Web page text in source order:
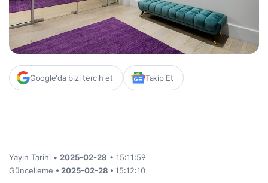
Google'da bizi tercih et Takip Et
Yayın Tarihi • 2025-02-28 • 15:11:59
Güncelleme • 2025-02-28 • 15:12:10